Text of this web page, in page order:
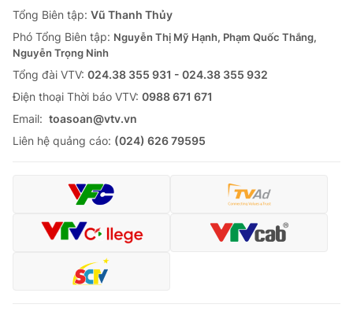
Tổng Biên tập: Vũ Thanh Thủy
Phó Tổng Biên tập: Nguyễn Thị Mỹ Hạnh, Phạm Quốc Thắng,
Nguyễn Trọng Ninh
Tổng đài VTV: 024.38 355 931 - 024.38 355 932
Ðiện thoại Thời báo VTV: 0988 671 671
Email: toasoan@vtv.vn
Liên hệ quảng cáo: (024) 626 79595